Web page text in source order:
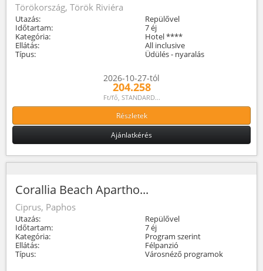
Törökország, Török Riviéra
Utazás:
Repülővel
Időtartam:
7 éj
Kategória:
Hotel ****
Ellátás:
All inclusive
Típus:
Üdülés - nyaralás
2026-10-27-tól
204.258
Ft/fő, STANDARD...
Részletek
Ajánlatkérés
Corallia Beach Apartho...
Ciprus, Paphos
Utazás:
Repülővel
Időtartam:
7 éj
Kategória:
Program szerint
Ellátás:
Félpanzió
Típus:
Városnéző programok